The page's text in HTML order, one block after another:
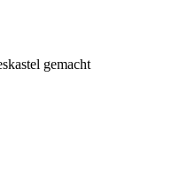
gemacht